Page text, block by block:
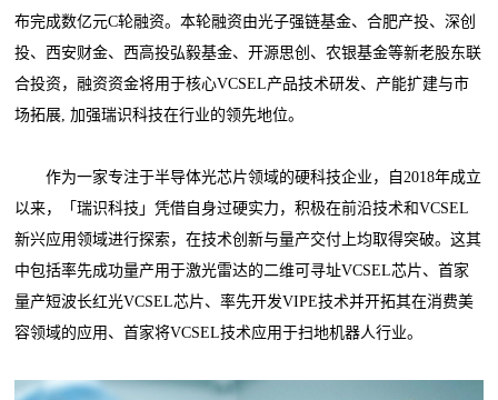
布完成数亿元C轮融资。本轮融资由光子强链基金、合肥产投、深创
投、西安财金、西高投弘毅基金、开源思创、农银基金等新老股东联
合投资，融资资金将用于核心VCSEL产品技术研发、产能扩建与市
场拓展, 加强瑞识科技在行业的领先地位。
作为一家专注于半导体光芯片领域的硬科技企业，自2018年成立
以来，「瑞识科技」凭借自身过硬实力，积极在前沿技术和VCSEL
新兴应用领域进行探索，在技术创新与量产交付上均取得突破。这其
中包括率先成功量产用于激光雷达的二维可寻址VCSEL芯片、首家
量产短波长红光VCSEL芯片、率先开发VIPE技术并开拓其在消费美
容领域的应用、首家将VCSEL技术应用于扫地机器人行业。